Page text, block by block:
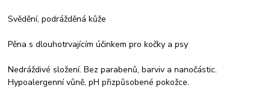
Svědění, podrážděná kůže
Pěna s dlouhotrvajícím účinkem pro kočky a psy
Nedráždivé složení. Bez parabenů, barviv a nanočástic.
Hypoalergenní vůně, pH přizpůsobené pokožce.